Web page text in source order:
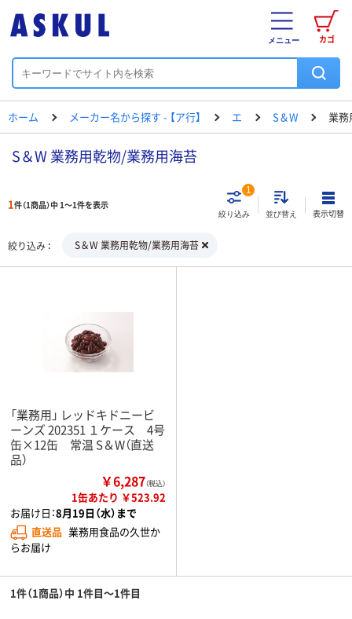
カゴ
メニュー
ホーム メーカー名から探す - 【ア行】 エ S＆W 業
S＆W 業務用乾物/業務用海苔
1件（1商品）中 1～1件を表示
絞り込み
1
並び替え 表示切替
絞り込み S＆W 業務用乾物/業務用海苔
「業務用」 レッドキドニービ
ーンズ 202351 １ケース 4号
缶×12缶 常温 S＆W（直送
品）
￥6,287（税込）
1缶あたり ￥523.92
お届け日：8月19日（水）まで
直送品 業務用食品の久世か
らお届け
1件（1商品）中 1件目～1件目